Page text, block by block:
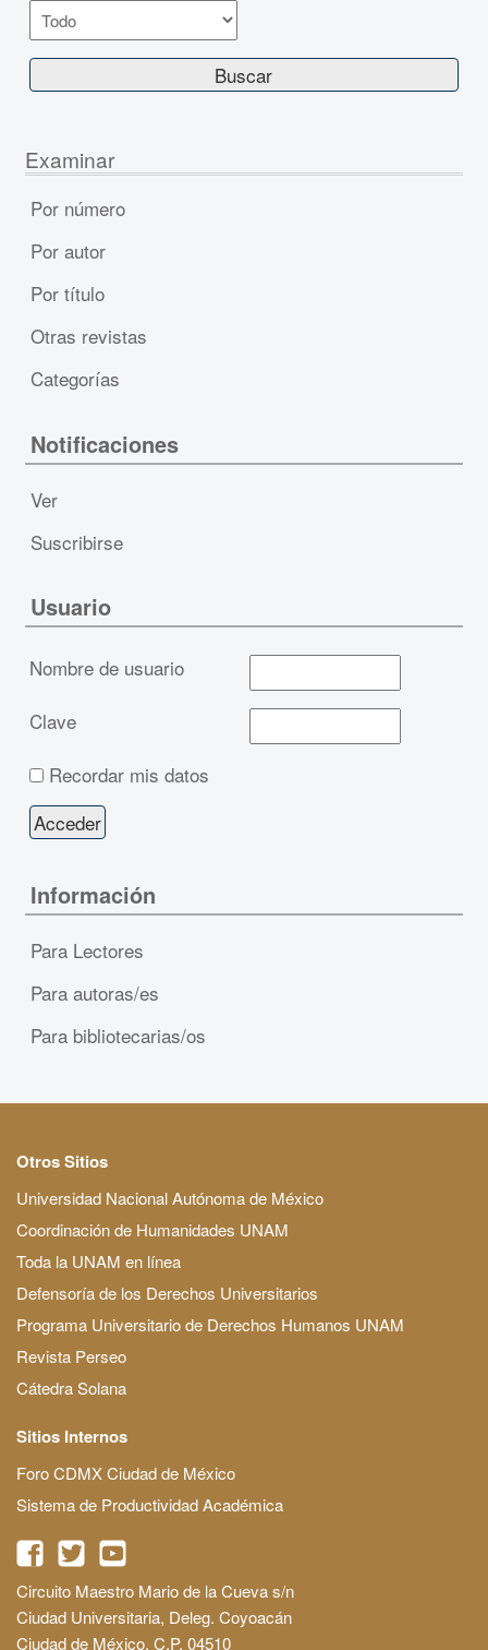
Examinar
Por número
Por autor
Por título
Otras revistas
Categorías
Notificaciones
Ver
Suscribirse
Usuario
Nombre de usuario
Clave
Recordar mis datos
Información
Para Lectores
Para autoras/es
Para bibliotecarias/os
Otros Sitios
Universidad Nacional Autónoma de México
Coordinación de Humanidades UNAM
Toda la UNAM en línea
Defensoría de los Derechos Universitarios
Programa Universitario de Derechos Humanos UNAM
Revista Perseo
Cátedra Solana
Sitios Internos
Foro CDMX Ciudad de México
Sistema de Productividad Académica
Circuito Maestro Mario de la Cueva s/n
Ciudad Universitaria, Deleg. Coyoacán
Ciudad de México, C.P. 04510